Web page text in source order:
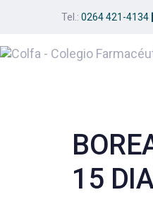
primary
Tel.: 0264 421-4134
15